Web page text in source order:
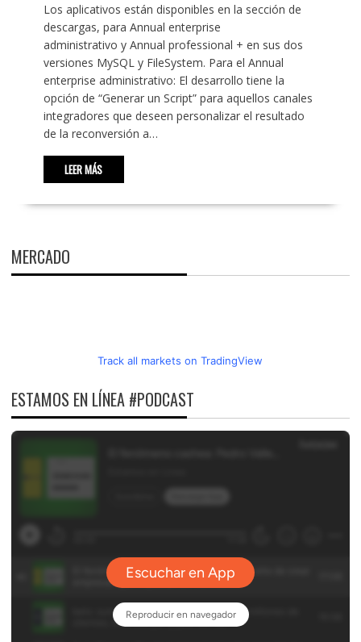
Los aplicativos están disponibles en la sección de
descargas, para Annual enterprise
administrativo y Annual professional + en sus dos
versiones MySQL y FileSystem. Para el Annual
enterprise administrativo: El desarrollo tiene la
opción de “Generar un Script” para aquellos canales
integradores que deseen personalizar el resultado
de la reconversión a…
LEER MÁS
MERCADO
Track all markets on TradingView
ESTAMOS EN LÍNEA #PODCAST